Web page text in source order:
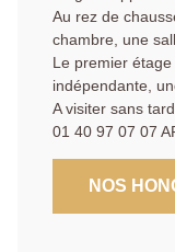
Au rez de
chambre, une
Le premier
indépendante,
A visiter sans
01 40 97 07 07
NOS